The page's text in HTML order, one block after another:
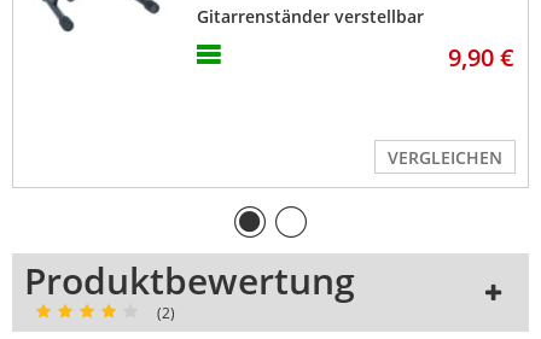
Gitarrenständer verstellbar
9,90 €
VERGLEICHEN
Produktbewertung
(2)